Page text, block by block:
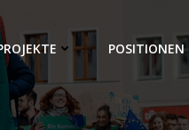
POSITIONEN